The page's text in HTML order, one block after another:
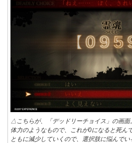
△こちらが、「デッドリーチョイス」の画
体力のようなもので、これが0になると死ん
ともに減少していくので、選択肢に悩んで